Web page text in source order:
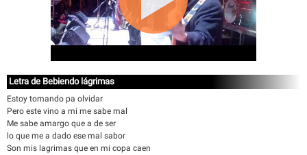
Letra de Bebiendo lágrimas
Estoy tomando pa olvidar
Pero este vino a mi me sabe mal
Me sabe amargo que a de ser
lo que me a dado ese mal sabor
Son mis lagrimas que en mi copa caen